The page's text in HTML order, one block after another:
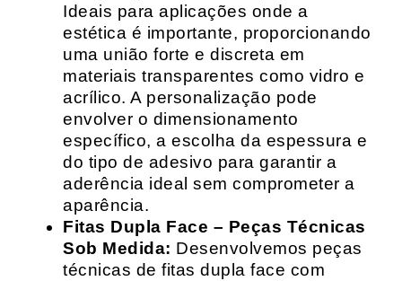
Ideais para aplicações onde a
estética é importante, proporcionando
uma união forte e discreta em
materiais transparentes como vidro e
acrílico. A personalização pode
envolver o dimensionamento
específico, a escolha da espessura e
do tipo de adesivo para garantir a
aderência ideal sem comprometer a
aparência.
Fitas Dupla Face – Peças Técnicas
Sob Medida: Desenvolvemos peças
técnicas de fitas dupla face com